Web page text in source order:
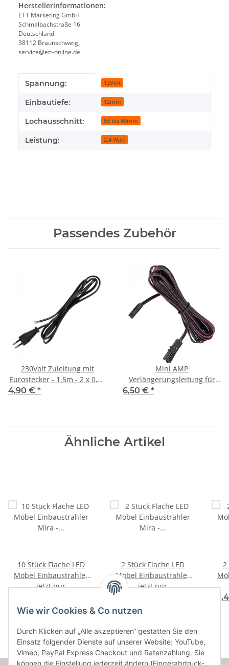
Wie wir Cookies & Co nutzen
Durch Klicken auf „Alle akzeptieren“ gestatten Sie den
Einsatz folgender Dienste auf unserer Website: YouTube,
Vimeo, PayPal Express Checkout und Ratenzahlung. Sie
Herstellerinformationen:
ETT Marketing GmbH
Schmalbachstraße 16
Deutschland
38112 Braunschweig,
service@ett-online.de
Produkteigenschaft
Wert
Spannung: 12Volt
Einbautiefe: 12mm
Lochausschnitt: 58 bis 60mm
Leistung: 2,4 Watt
Passendes Zubehör
230Volt Zuleitung mit
Eurostecker - 1.5m - 2 x 0,75
mm2 - H03 VVh2-F
4,90 € *
Mini AMP
Verlängerungsleitung für
6,50 € *
Ähnliche Artikel
10 Stück Flache LED
Möbel Einbaustrahler
Mira - 12V - 2,4W - Loch
jetzt nur
2 Stück Flache LED
Möbel Einbaustrahler
Mira - 12V - 2,4W - Loch
Zuleitung mit
jetzt nur
39,90 €
2